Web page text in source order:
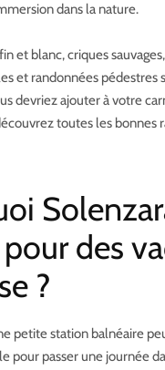
dans la nature.
et blanc, criques
et randonnées pédestres
devriez ajouter à votre
toutes les bonnes
des
?
petite station balnéaire
pour passer une journée